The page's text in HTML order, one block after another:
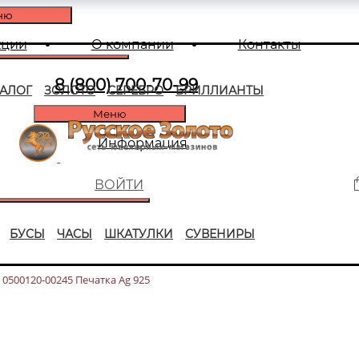
О компании Контакты
8 (800) 700-70-99
Меню
Информация
ВОЙТИ
ЗОЛОТО СЕРЕБРО БРИЛЛИАНТЫ
БУСЫ ЧАСЫ ШКАТУЛКИ СУВЕНИРЫ
0500120-00245 Печатка Ag 925